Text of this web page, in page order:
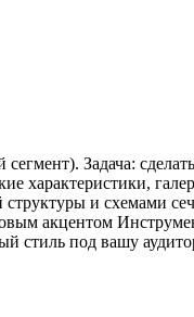
Задача:
характеристики,
и схемами
акцентом
стиль под вашу